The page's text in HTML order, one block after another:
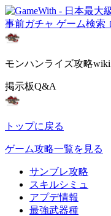
事前ガチャ ゲーム検索
モンハンライズ攻略
掲示板Q&A
トップに戻る
ゲーム攻略一覧を見る
サンブレ攻略
スキルシミュ
アプデ情報
最強武器種